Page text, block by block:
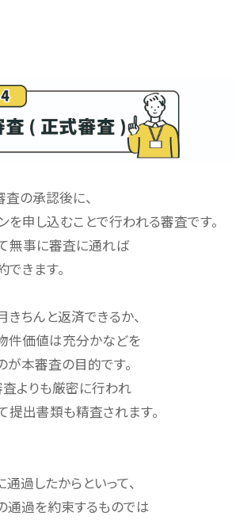
の承認後に、
申し込むことで行われる審査です。
無事に審査に通れば
きます。
ちんと返済できるか、
件価値は充分かなどを
本審査の目的です。
よりも厳密に行われ
提出書類も精査されます。
過したからといって、
通過を約束するものでは